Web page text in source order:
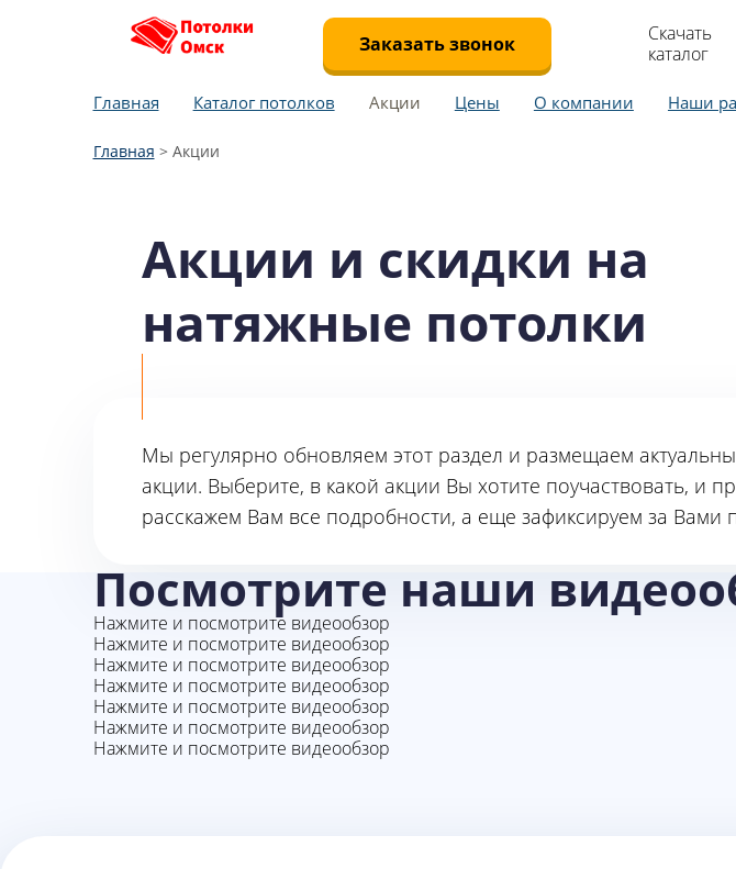
Заказать звонок
Скачать
каталог
Главная Каталог потолков Акции Цены О компании Наши
Главная > Акции
Акции и скидки на
натяжные потолки
Мы регулярно обновляем этот раздел и размещаем
акции. Выберите, в какой акции Вы хотите поучаствовать, и
расскажем Вам все подробности, а еще зафиксируем за Вами
Посмотрите наши
Нажмите и посмотрите видеообзор
Нажмите и посмотрите видеообзор
Нажмите и посмотрите видеообзор
Нажмите и посмотрите видеообзор
Нажмите и посмотрите видеообзор
Нажмите и посмотрите видеообзор
Нажмите и посмотрите видеообзор